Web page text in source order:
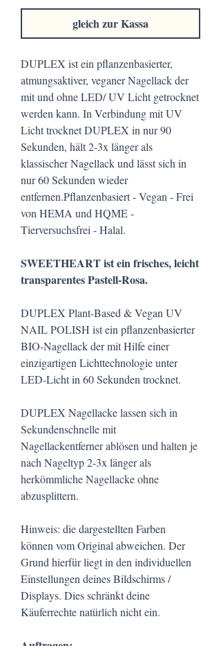
gleich zur Kassa
DUPLEX ist ein pflanzenbasierter,
atmungsaktiver, veganer Nagellack der
mit und ohne LED/ UV Licht getrocknet
werden kann. In Verbindung mit UV
Licht trocknet DUPLEX in nur 90
Sekunden, hält 2-3x länger als
klassischer Nagellack und lässt sich in
nur 60 Sekunden wieder
entfernen.Pflanzenbasiert - Vegan - Frei
von HEMA und HQME -
Tierversuchsfrei - Halal.
SWEETHEART ist ein frisches, leicht
transparentes Pastell-Rosa.
DUPLEX Plant-Based & Vegan UV
NAIL POLISH ist ein pflanzenbasierter
BIO-Nagellack der mit Hilfe einer
einzigartigen Lichttechnologie unter
LED-Licht in 60 Sekunden trocknet.
DUPLEX Nagellacke lassen sich in
Sekundenschnelle mit
Nagellackentferner ablösen und halten je
nach Nageltyp 2-3x länger als
herkömmliche Nagellacke ohne
abzusplittern.
Hinweis: die dargestellten Farben
können vom Original abweichen. Der
Grund hierfür liegt in den individuellen
Einstellungen deines Bildschirms /
Displays. Dies schränkt deine
Käuferrechte natürlich nicht ein.